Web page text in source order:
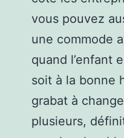
vous pouvez
une commode
quand l’enfant
soit à la bonne
grabat à
plusieurs,